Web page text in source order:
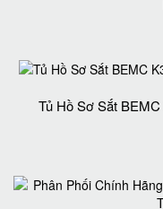
Tủ Hồ Sơ Sắt